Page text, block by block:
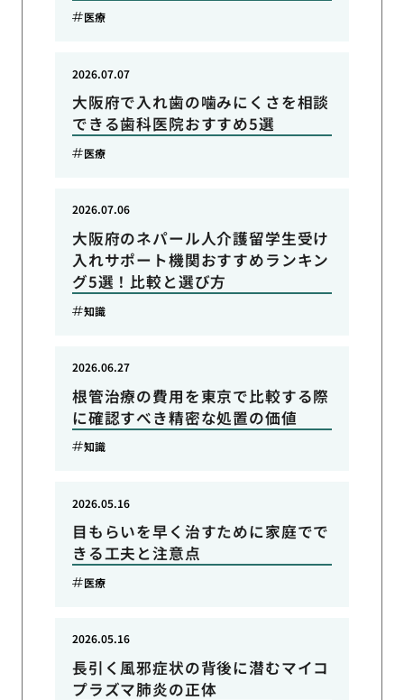
医療
大阪府で入れ歯の噛みにくさを相談
できる歯科医院おすすめ5選
2026.07.07
医療
大阪府のネパール人介護留学生受け
入れサポート機関おすすめランキン
グ5選！比較と選び方
2026.07.06
知識
根管治療の費用を東京で比較する際
に確認すべき精密な処置の価値
2026.06.27
知識
目もらいを早く治すために家庭でで
きる工夫と注意点
2026.05.16
医療
長引く風邪症状の背後に潜むマイコ
プラズマ肺炎の正体
2026.05.16